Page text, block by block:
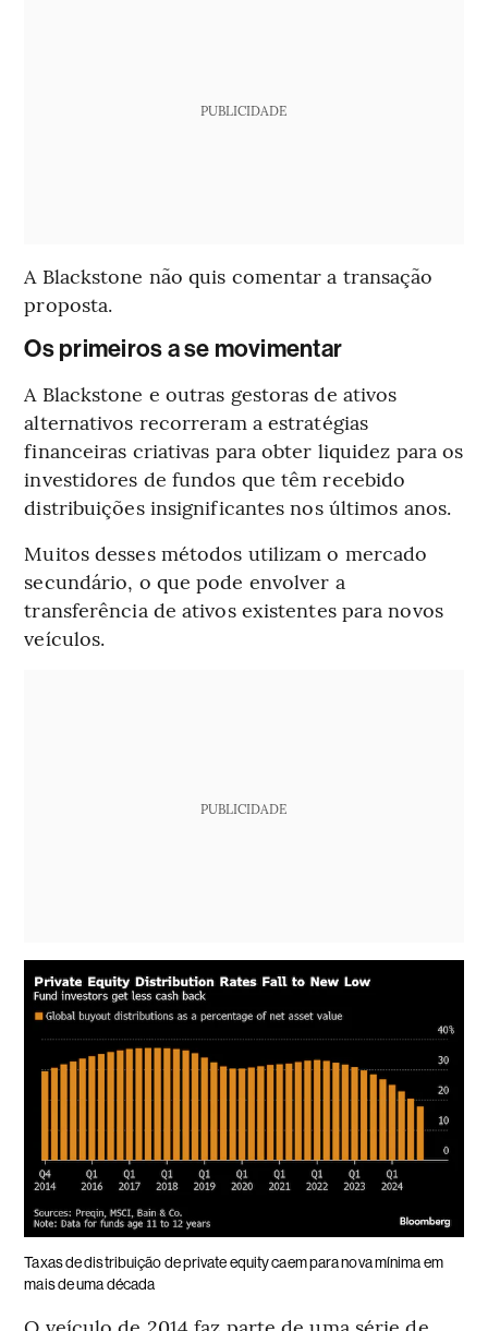
PUBLICIDADE
A Blackstone não quis comentar a transação
proposta.
Os primeiros a se movimentar
A Blackstone e outras gestoras de ativos
alternativos recorreram a estratégias
financeiras criativas para obter liquidez para os
investidores de fundos que têm recebido
distribuições insignificantes nos últimos anos.
Muitos desses métodos utilizam o mercado
secundário, o que pode envolver a
transferência de ativos existentes para novos
veículos.
PUBLICIDADE
Taxas de distribuição de private equity caem para nova mínima em
mais de uma década